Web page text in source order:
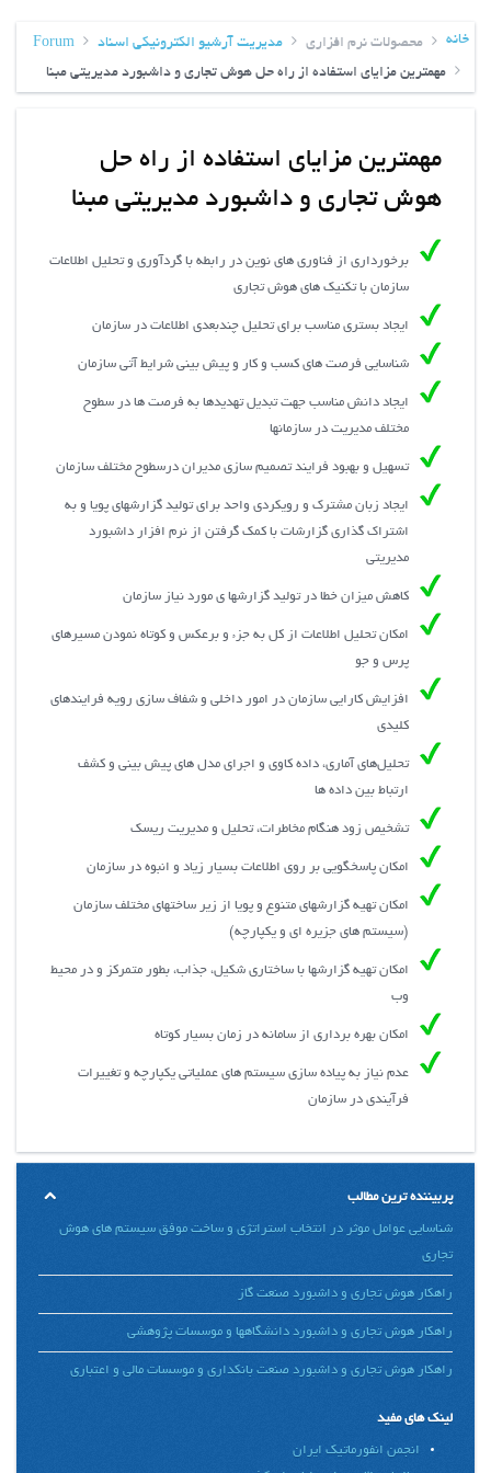
خانه محصولات نرم افزاری مدیریت آرشیو الکترونیکی اسناد
Forum
مهم‏ترین مزایای استفاده از راه حل هوش تجاری و داشبورد مديریتی مبنا
مهم‏ترین مزایای استفاده از راه حل
هوش تجاری و داشبورد مديریتی مبنا
برخورداری از فناوری های نوین در رابطه با گردآوری و تحلیل اطلاعات
سازمان با تکنیک های هوش تجاری
ایجاد بستری مناسب برای تحلیل چندبعدی اطلاعات در سازمان
شناسايي فرصت هاي كسب و كار و پيش بيني شرايط آتي سازمان
ایجاد دانش مناسب جهت تبدیل تهدیدها به فرصت ها در سطوح
مختلف مدیریت در سازمان‏ها
تسهيل و بهبود فرايند تصميم سازی مدیران درسطوح مختلف سازمان
ایجاد زبان مشترک و رویکردی واحد برای تولید گزارشهای پویا و به
اشتراک گذاری گزارشات با کمک گرفتن از نرم افزار داشبورد
مدیریتی
کاهش میزان خطا در تولید گزارش‏ها ی مورد نیاز سازمان
امکان تحلیل اطلاعات از کل به جزء و برعکس و کوتاه نمودن مسیرهای
پرس و جو
افزايش کارايي سازمان در امور داخلي و شفاف سازي رويه فرايندهاي
کليدي
تحليل‌هاي آماري، داده کاوي و اجراي مدل هاي پيش بيني و كشف
ارتباط بين داده ها
تشخيص زود هنگام مخاطرات، تحلیل و مدیریت ریسک
امکان پاسخ‏گویی بر روی اطلاعات بسیار زیاد و انبوه در سازمان
امکان تهیه گزارش‏های متنوع و پویا از زیر ساخت‏های مختلف سازمان
(سیستم های جزیره ای و یکپارچه)
امکان تهیه گزارش‏ها با ساختاري شكيل، جذاب، بطور متمركز و در محيط
وب
امکان بهره برداری از سامانه در زمان بسیار کوتاه
عدم نیاز به پیاده سازی سیستم های عملیاتی یکپارچه و تغییرات
فرآیندی در سازمان
پربیننده ترین مطالب
شناسایی عوامل موثر در انتخاب استراتژی و ساخت موفق سیستم های هوش
تجاری
راهکار هوش تجاری و داشبورد صنعت گاز
راهکار هوش تجاری و داشبورد دانشگاهها و موسسات پژوهشی
راهکار هوش تجاری و داشبورد صنعت بانکداری و موسسات مالی و اعتباری
لینک های مفید
انجمن انفورماتیک ایران